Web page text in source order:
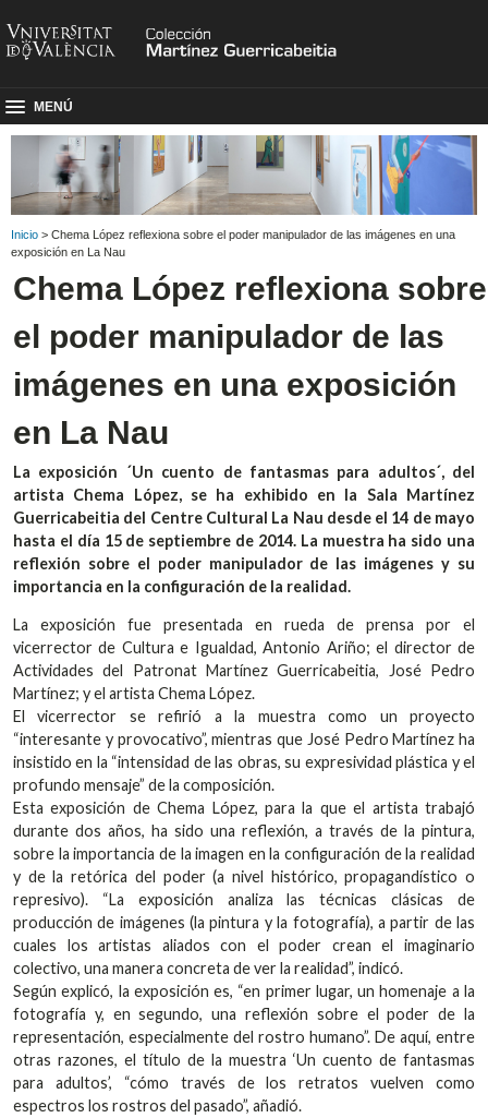
MENÚ
Inicio > Chema López reflexiona sobre el poder manipulador de las imágenes en una
exposición en La Nau
Chema López reflexiona sobre
el poder manipulador de las
imágenes en una exposición
en La Nau
La exposición ´Un cuento de fantasmas para adultos´, del
artista Chema López, se ha exhibido en la Sala Martínez
Guerricabeitia del Centre Cultural La Nau desde el 14 de mayo
hasta el día 15 de septiembre de 2014. La muestra ha sido una
reflexión sobre el poder manipulador de las imágenes y su
importancia en la configuración de la realidad.
La exposición fue presentada en rueda de prensa por el
vicerrector de Cultura e Igualdad, Antonio Ariño; el director de
Actividades del Patronat Martínez Guerricabeitia, José Pedro
Martínez; y el artista Chema López.
El vicerrector se refirió a la muestra como un proyecto
“interesante y provocativo”, mientras que José Pedro Martínez ha
insistido en la “intensidad de las obras, su expresividad plástica y el
profundo mensaje” de la composición.
Esta exposición de Chema López, para la que el artista trabajó
durante dos años, ha sido una reflexión, a través de la pintura,
sobre la importancia de la imagen en la configuración de la realidad
y de la retórica del poder (a nivel histórico, propagandístico o
represivo). “La exposición analiza las técnicas clásicas de
producción de imágenes (la pintura y la fotografía), a partir de las
cuales los artistas aliados con el poder crean el imaginario
colectivo, una manera concreta de ver la realidad”, indicó.
Según explicó, la exposición es, “en primer lugar, un homenaje a la
fotografía y, en segundo, una reflexión sobre el poder de la
representación, especialmente del rostro humano”. De aquí, entre
otras razones, el título de la muestra ‘Un cuento de fantasmas
para adultos’, “cómo través de los retratos vuelven como
espectros los rostros del pasado”, añadió.